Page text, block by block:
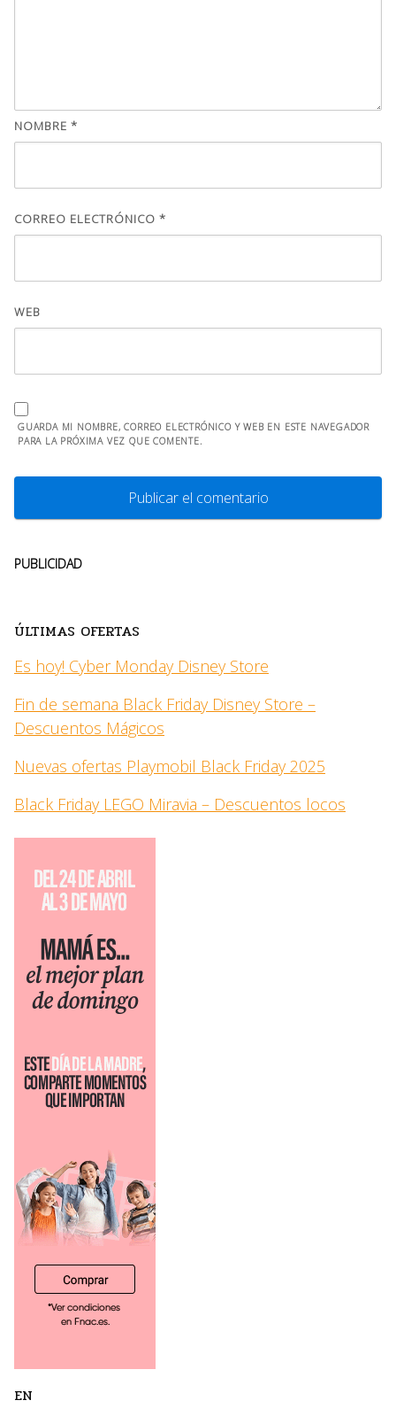
NOMBRE *
CORREO ELECTRÓNICO *
WEB
GUARDA MI NOMBRE, CORREO ELECTRÓNICO Y WEB EN ESTE NAVEGADOR
PARA LA PRÓXIMA VEZ QUE COMENTE.
PUBLICIDAD
ÚLTIMAS OFERTAS
Es hoy! Cyber Monday Disney Store
Fin de semana Black Friday Disney Store –
Descuentos Mágicos
Nuevas ofertas Playmobil Black Friday 2025
Black Friday LEGO Miravia – Descuentos locos
EN